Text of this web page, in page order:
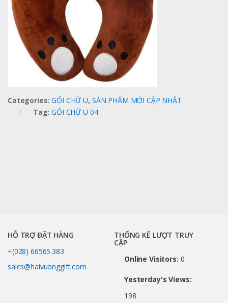
Categories:GỐI CHỮ U, SẢN PHẨM MỚI CẬP NHẬT
Tag:GỐI CHỮ U 04
HỖ TRỢ ĐẶT HÀNG
+(028) 66565.383
sales@haivuonggift.com
THỐNG KÊ LƯỢT TRUY
CẬP
Online Visitors: 0
Yesterday's Views:
198